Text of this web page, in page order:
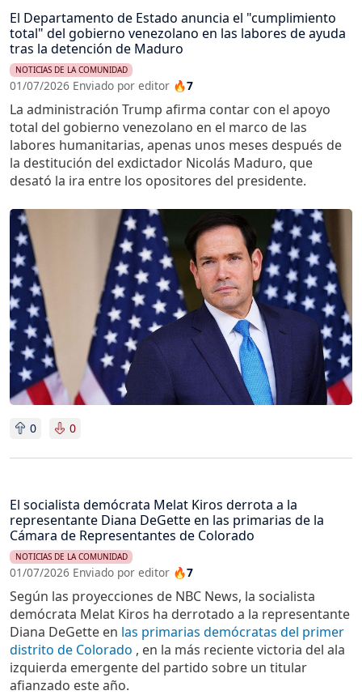
El Departamento de Estado anuncia el "cumplimiento
total" del gobierno venezolano en las labores de ayuda
tras la detención de Maduro
NOTICIAS DE LA COMUNIDAD
01/07/2026 Enviado por editor 🔥7
La administración Trump afirma contar con el apoyo
total del gobierno venezolano en el marco de las
labores humanitarias, apenas unos meses después de
la destitución del exdictador Nicolás Maduro, que
desató la ira entre los opositores del presidente.
Imagen
0 0
El socialista demócrata Melat Kiros derrota a la
representante Diana DeGette en las primarias de la
Cámara de Representantes de Colorado
NOTICIAS DE LA COMUNIDAD
01/07/2026 Enviado por editor 🔥7
Según las proyecciones de NBC News, la socialista
demócrata Melat Kiros ha derrotado a la representante
Diana DeGette en las primarias demócratas del primer
distrito de Colorado , en la más reciente victoria del ala
izquierda emergente del partido sobre un titular
afianzado este año.